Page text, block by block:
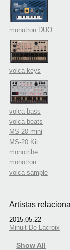
monotron DUO
volca keys
volca bass
volca beats
MS-20 mini
MS-20 Kit
monotribe
monotron
volca sample
Artistas
2015.05.22
Minuit De Lacroix
Show All